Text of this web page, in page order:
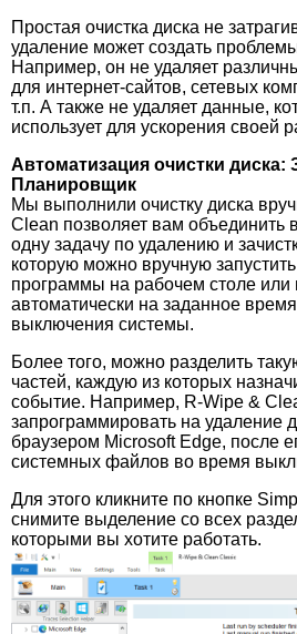
Простая очистка диска не
удаление может создать
Например, он не удаляет
для интернет-сайтов, сетевых
т.п. А также не удаляет данные,
использует для ускорения своей
Автоматизация очистки диска:
Планировщик
Мы выполнили очистку диска
Clean позволяет вам объединить
одну задачу по удалению и
которую можно вручную
программы на рабочем столе или
автоматически на заданное
выключения системы.
Более того, можно разделить
частей, каждую из которых
событие. Например, R-Wipe &
запрограммировать на удаление
браузером Microsoft Edge, после
системных файлов во время
Для этого кликните по кнопке
снимите выделение со всех
которыми вы хотите работать.